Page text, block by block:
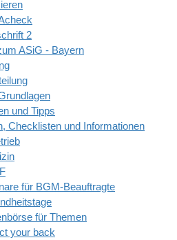
2
ASiG - Bayern
und Tipps
Checklisten und Informationen
für BGM-Beauftragte
für Themen
your back